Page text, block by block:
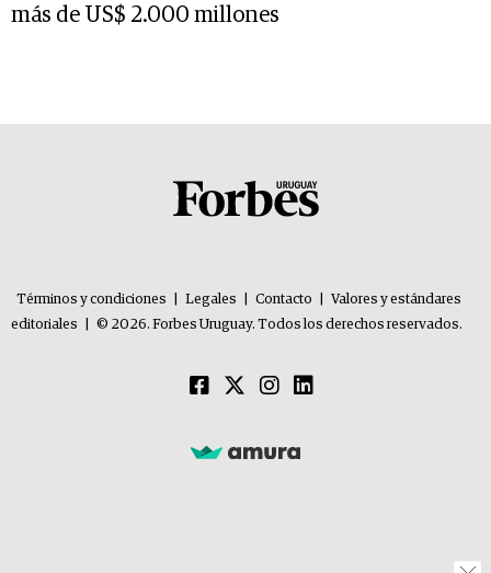
más de US$ 2.000 millones
Términos y condiciones Legales Contacto
Valores y estándares
editoriales
© 2026. Forbes Uruguay. Todos los derechos reservados.